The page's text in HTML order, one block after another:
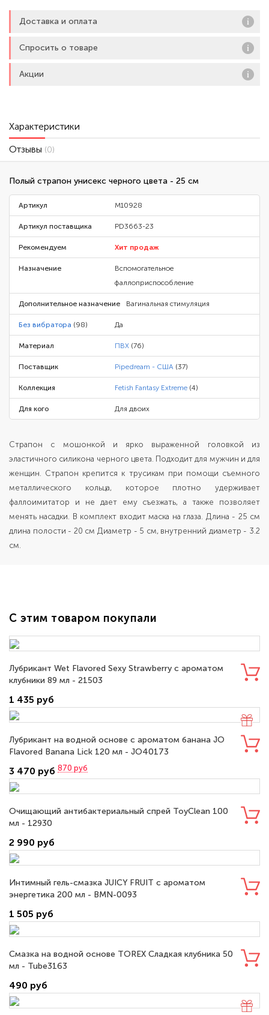
Доставка и оплата
Спросить о товаре
Акции
Характеристики
Отзывы (0)
Полый страпон унисекс черного цвета - 25 см
Артикул M10928
Артикул поставщика PD3663-23
Рекомендуем Хит продаж
Назначение
Вспомогательное
фаллоприспособление
Дополнительное назначение Вагинальная стимуляция
Без вибратора (98) Да
Материал ПВХ (76)
Поставщик Pipedream - США (37)
Коллекция Fetish Fantasy Extreme (4)
Для кого Для двоих
Страпон с мошонкой и ярко выраженной головкой из
эластичного силикона черного цвета. Подходит для мужчин и для
женщин. Страпон крепится к трусикам при помощи съемного
металлического кольца, которое плотно удерживает
фаллоимитатор и не дает ему съезжать, а также позволяет
менять насадки. В комплект входит маска на глаза. Длина - 25 см
длина полости - 20 см Диаметр - 5 см, внутренний диаметр - 3.2
см.
С этим товаром покупали
Лубрикант Wet Flavored Sexy Strawberry с ароматом
клубники 89 мл - 21503
1 435 руб
Лубрикант на водной основе с ароматом банана JO
Flavored Banana Lick 120 мл - JO40173
3 470 руб 870 руб
Очищающий антибактериальный спрей ToyClean 100
мл - 12930
2 990 руб
Интимный гель-смазка JUICY FRUIT с ароматом
энергетика 200 мл - BMN-0093
1 505 руб
Смазка на водной основе TOREX Сладкая клубника 50
мл - Tube3163
490 руб